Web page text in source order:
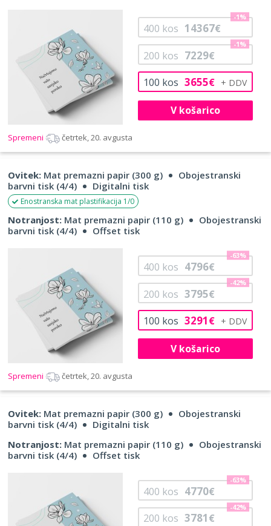
100 kos 3655€
200 kos 7229€
-1%
400 kos 14367€
-1%
V košarico
Spremeni četrtek, 20. avgusta
Ovitek: Mat premazni papir (300 g)
Obojestranski
barvni tisk (4/4)
Digitalni tisk
Enostranska mat plastifikacija 1/0
Notranjost: Mat premazni papir (110 g)
Obojestranski
barvni tisk (4/4)
Offset tisk
100 kos 3291€
200 kos 3795€
-42%
400 kos 4796€
-63%
V košarico
Spremeni četrtek, 20. avgusta
Ovitek: Mat premazni papir (300 g)
Obojestranski
barvni tisk (4/4)
Digitalni tisk
Notranjost: Mat premazni papir (110 g)
Obojestranski
barvni tisk (4/4)
Offset tisk
200 kos 3781€
-42%
400 kos 4770€
-63%